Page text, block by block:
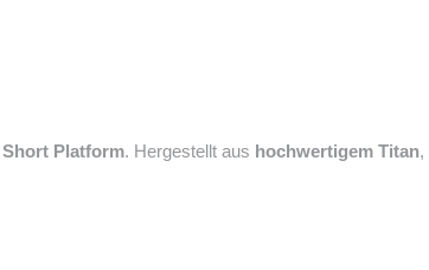
Short Platform. Hergestellt aus hochwertigem Titan,